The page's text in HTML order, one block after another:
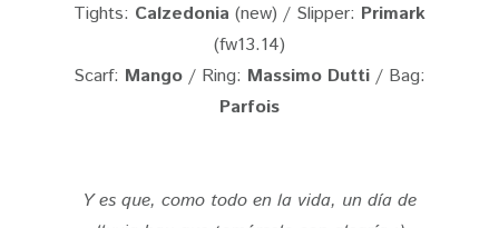
Tights: Calzedonia (new) / Slipper: Primark
(fw13.14)
Scarf: Mango / Ring: Massimo Dutti / Bag:
Parfois
Y es que, como todo en la vida, un día de